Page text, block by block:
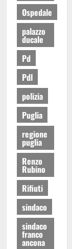
Ospedale
palazzo
ducale
Pd
Pdl
polizia
Puglia
regione
puglia
Renzo
Rubino
Rifiuti
sindaco
sindaco
franco
ancona